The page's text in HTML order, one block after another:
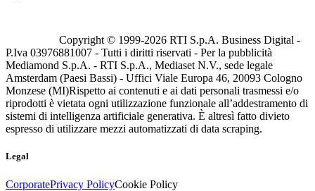
Copyright © 1999-2026 RTI S.p.A. Business Digital -
P.Iva 03976881007 - Tutti i diritti riservati - Per la pubblicità
Mediamond S.p.A. - RTI S.p.A., Mediaset N.V., sede legale
Amsterdam (Paesi Bassi) - Uffici Viale Europa 46, 20093 Cologno
Monzese (MI)Rispetto ai contenuti e ai dati personali trasmessi e/o
riprodotti è vietata ogni utilizzazione funzionale all’addestramento di
sistemi di intelligenza artificiale generativa. È altresì fatto divieto
espresso di utilizzare mezzi automatizzati di data scraping.
Legal
CorporatePrivacy PolicyCookie Policy